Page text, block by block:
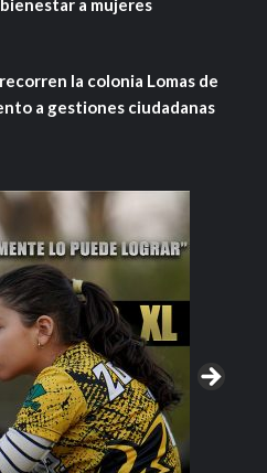
la colonia Lomas de
a gestiones ciudadanas